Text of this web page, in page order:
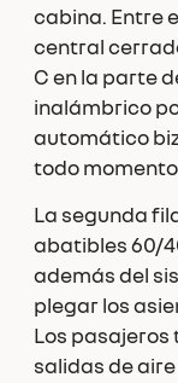
cabina. Entre
central
C en la parte
inalámbrico
automático
todo
La segunda
abatibles 60/
además del
plegar los
Los
salidas de